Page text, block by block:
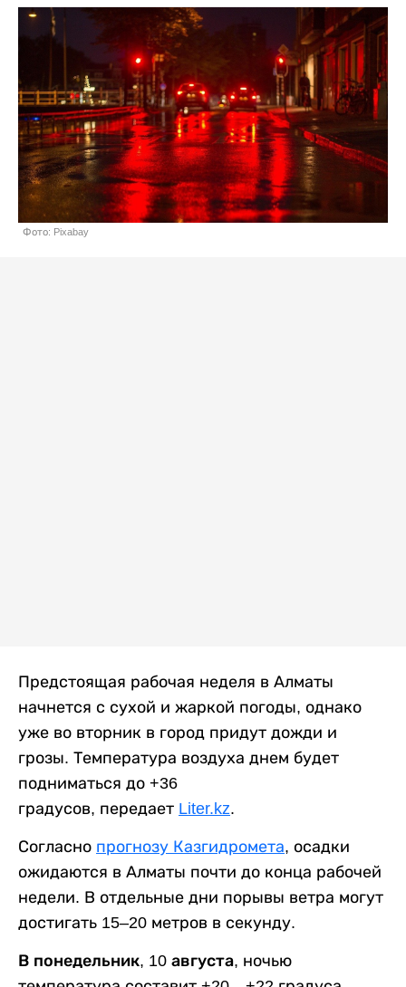
Фото: Pixabay
Предстоящая рабочая неделя в Алматы
начнется с сухой и жаркой погоды, однако
уже во вторник в город придут дожди и
грозы. Температура воздуха днем будет
подниматься до +36
градусов, передает Liter.kz.
Согласно прогнозу Казгидромета, осадки
ожидаются в Алматы почти до конца рабочей
недели. В отдельные дни порывы ветра могут
достигать 15–20 метров в секунду.
В понедельник, 10 августа, ночью